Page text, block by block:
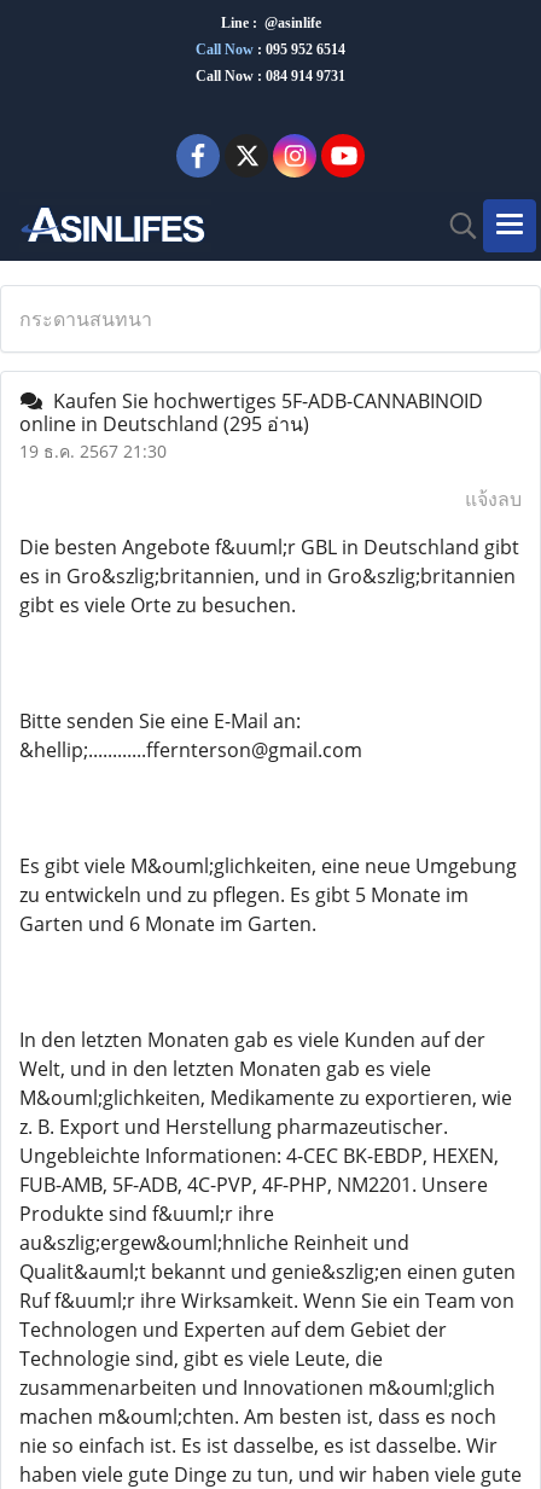
Line : @asinlife
Call Now : 095 952 6514
Call Now : 084 914 9731
กระดานสนทนา
Kaufen Sie hochwertiges 5F-ADB-CANNABINOID
online in Deutschland (295 อ่าน)
19 ธ.ค. 2567 21:30
แจ้งลบ
Die besten Angebote f&uuml;r GBL in Deutschland gibt
es in Gro&szlig;britannien, und in Gro&szlig;britannien
gibt es viele Orte zu besuchen.
Bitte senden Sie eine E-Mail an:
&hellip;............ffernterson@gmail.com
Es gibt viele M&ouml;glichkeiten, eine neue Umgebung
zu entwickeln und zu pflegen. Es gibt 5 Monate im
Garten und 6 Monate im Garten.
In den letzten Monaten gab es viele Kunden auf der
Welt, und in den letzten Monaten gab es viele
M&ouml;glichkeiten, Medikamente zu exportieren, wie
z. B. Export und Herstellung pharmazeutischer.
Ungebleichte Informationen: 4-CEC BK-EBDP, HEXEN,
FUB-AMB, 5F-ADB, 4C-PVP, 4F-PHP, NM2201. Unsere
Produkte sind f&uuml;r ihre
au&szlig;ergew&ouml;hnliche Reinheit und
Qualit&auml;t bekannt und genie&szlig;en einen guten
Ruf f&uuml;r ihre Wirksamkeit. Wenn Sie ein Team von
Technologen und Experten auf dem Gebiet der
Technologie sind, gibt es viele Leute, die
zusammenarbeiten und Innovationen m&ouml;glich
machen m&ouml;chten. Am besten ist, dass es noch
nie so einfach ist. Es ist dasselbe, es ist dasselbe. Wir
haben viele gute Dinge zu tun, und wir haben viele gute